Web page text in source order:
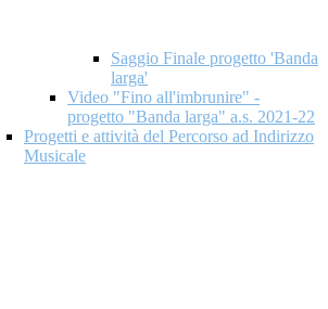
Saggio Finale progetto 'Banda
larga'
Video "Fino all'imbrunire" -
progetto "Banda larga" a.s. 2021-22
Progetti e attività del Percorso ad Indirizzo
Musicale